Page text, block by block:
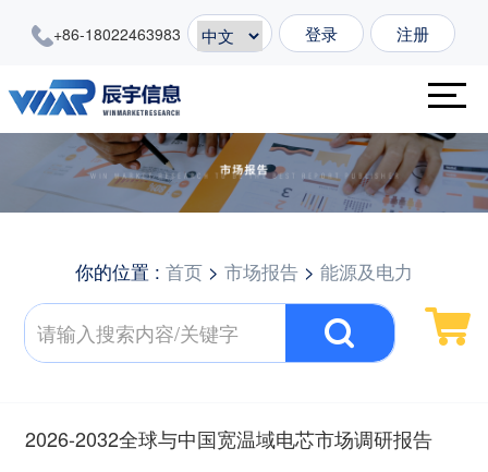
+86-18022463983 登录 注册
你的位置 : 首页 > 市场报告 > 能源及电力
2026-2032全球与中国宽温域电芯市场调研报告